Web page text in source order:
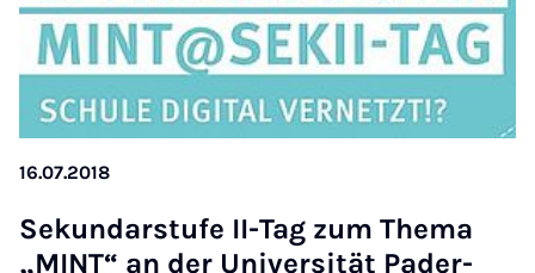
16.07.2018
Se­kun­dar­stu­fe II-Tag zum The­ma
„MINT“ an der Uni­ver­si­tät Pa­der­